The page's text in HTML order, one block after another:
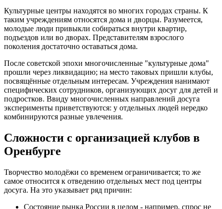
Культурные центры находятся во многих городах страны. К
таким учреждениям относятся дома и дворцы. Разумеется,
молодые люди привыкли собираться внутри квартир,
подъездов или во дворах. Представителям взрослого
поколения достаточно оставаться дома.
После советской эпохи многочисленные "культурные дома"
прошли через ликвидацию; на место таковых пришли клубы,
посвящённые отдельным интересам. Учреждения нанимают
специфических сотрудников, организующих досуг для детей и
подростков. Ввиду многочисленных направлений досуга
эксперименты приветствуются: у отдельных людей нередко
комбинируются разные увлечения.
Сложности с организацией клубов в
Оренбурге
Творчество молодёжи со временем ограничивается; то же
самое относится к отведению отдельных мест под центры
досуга. На это указывает ряд причин:
Состояние рынка России в целом - например, спрос не